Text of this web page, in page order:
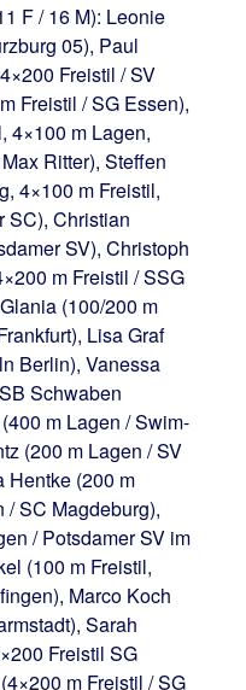
F / 16 M): Leonie
05), Paul
Freistil / SV
Freistil / SG Essen),
4×100 m Lagen,
Ritter), Steffen
4×100 m Freistil,
SC), Christian
SV), Christoph
m Freistil / SSG
(100/200 m
Lisa Graf
Berlin), Vanessa
Schwaben
m Lagen / Swim-
(200 m Lagen / SV
Hentke (200 m
/ SC Magdeburg),
/ Potsdamer SV im
(100 m Freistil,
Marco Koch
Sarah
Freistil SG
m Freistil / SG